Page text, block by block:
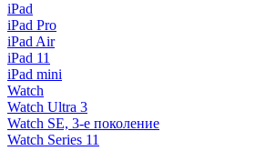
iPad
iPad Pro
iPad Air
iPad 11
iPad mini
Watch
Watch Ultra 3
Watch SE, 3-е поколение
Watch Series 11